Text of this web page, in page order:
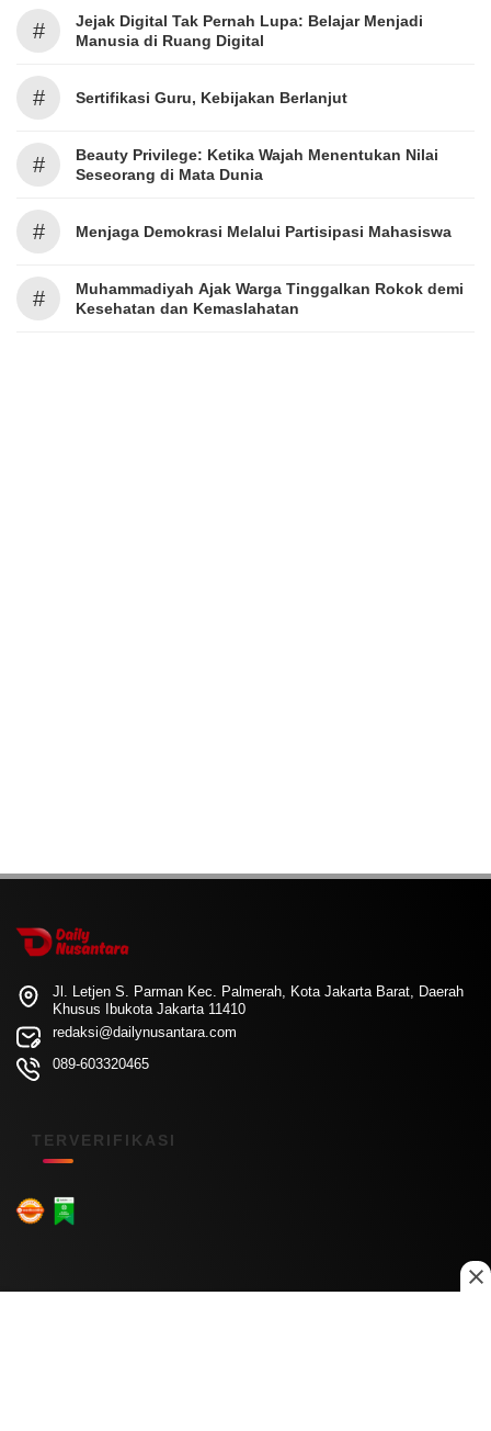
#
Jejak Digital Tak Pernah Lupa: Belajar Menjadi
Manusia di Ruang Digital
# Sertifikasi Guru, Kebijakan Berlanjut
#
Beauty Privilege: Ketika Wajah Menentukan Nilai
Seseorang di Mata Dunia
# Menjaga Demokrasi Melalui Partisipasi Mahasiswa
#
Muhammadiyah Ajak Warga Tinggalkan Rokok demi
Kesehatan dan Kemaslahatan
Jl. Letjen S. Parman Kec. Palmerah, Kota Jakarta Barat, Daerah
Khusus Ibukota Jakarta 11410
redaksi@dailynusantara.com
089-603320465
TERVERIFIKASI